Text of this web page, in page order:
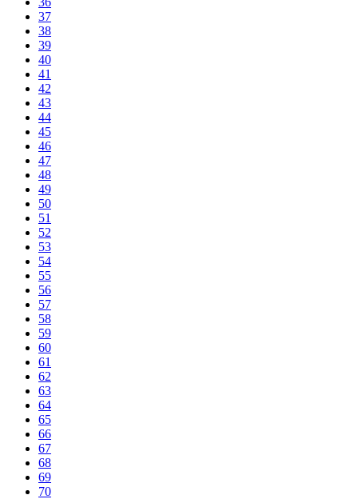
37
38
39
40
41
42
43
44
45
46
47
48
49
50
51
52
53
54
55
56
57
58
59
60
61
62
63
64
65
66
67
68
69
70